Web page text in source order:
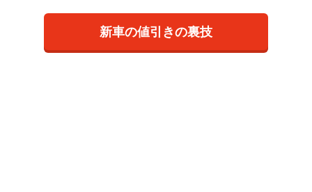
新車の値引きの裏技